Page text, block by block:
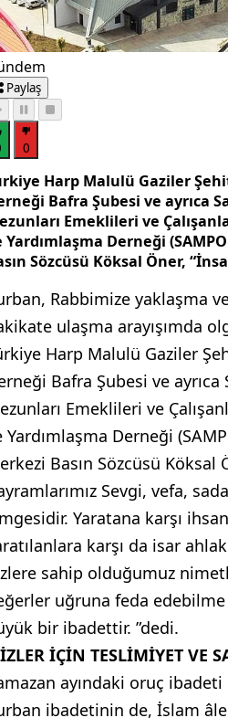
Paylaş
0
Harp Malulü Gaziler
Bafra Şubesi ve ayrıca
Emeklileri ve
Yardımlaşma Derneği
Sözcüsü Köksal Öner,
Rabbimize yaklaşma
ulaşma arayışımda
Harp Malulü Gaziler
Bafra Şubesi ve
Emeklileri ve
Yardımlaşma Derneği
Basın Sözcüsü Köksal
Sevgi, vefa,
Yaratana karşı
karşı da isar
sahip olduğumuz
uğruna feda edebilme
bir ibadettir. ”dedi.
İÇİN TESLİMİYET VE
ayındaki oruç
ibadetinin de, İslam